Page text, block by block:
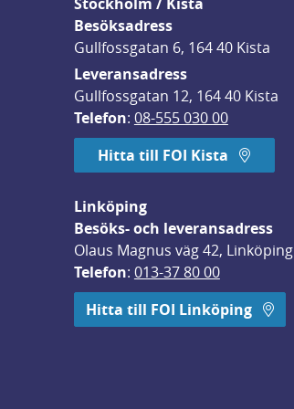
öppnas i nytt fönster.
Besöksadress
Gullfossgatan 6, 164 40 Kista
Leveransadress
Gullfossgatan 12, 164 40 Kista
Telefon: 08-555 030 00
Hitta till FOI Kista
Linköping
Besöks- och leveransadress
Olaus Magnus väg 42, Linköping
Telefon: 013-37 80 00
Hitta till FOI Linköping